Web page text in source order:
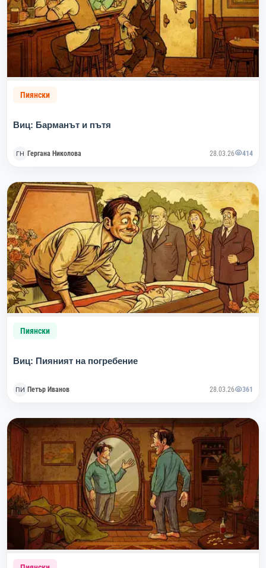
Пиянски
Виц: Барманът и пътя
Гергана Николова 28.03.26 414
Пиянски
Виц: Пияният на погребение
Петър Иванов 28.03.26 361